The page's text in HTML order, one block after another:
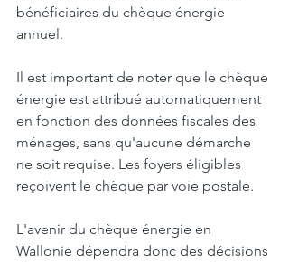
bénéficiaires du chèque énergie
annuel.
Il est important de noter que le chèque
énergie est attribué automatiquement
en fonction des données fiscales des
ménages, sans qu'aucune démarche
ne soit requise. Les foyers éligibles
reçoivent le chèque par voie postale.
L'avenir du chèque énergie en
Wallonie dépendra donc des décisions